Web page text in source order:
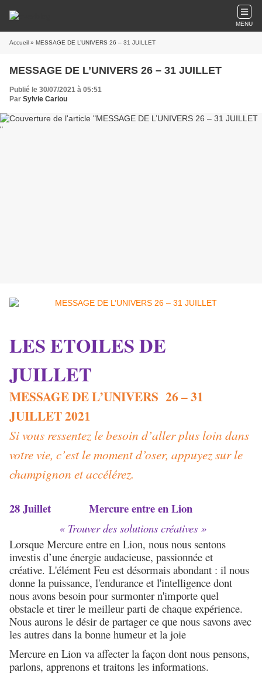
MENU
Accueil » MESSAGE DE L’UNIVERS 26 – 31 JUILLET
MESSAGE DE L’UNIVERS 26 – 31 JUILLET
Publié le 30/07/2021 à 05:51
Par Sylvie Cariou
LES ETOILES DE
JUILLET
MESSAGE DE L’UNIVERS 26 – 31
JUILLET 2021
Si vous ressentez le besoin d’aller plus loin dans
votre vie, c’est le moment d’oser, appuyez sur le
champignon et accélérez.
28 Juillet Mercure entre en Lion
« Trouver des solutions créatives »
Lorsque Mercure entre en Lion, nous nous sentons
investis d’une énergie audacieuse, passionnée et
créative. L'élément Feu est désormais abondant : il nous
donne la puissance, l'endurance et l'intelligence dont
nous avons besoin pour surmonter n'importe quel
obstacle et tirer le meilleur parti de chaque expérience.
Nous aurons le désir de partager ce que nous savons avec
les autres dans la bonne humeur et la joie
Mercure en Lion va affecter la façon dont nous pensons,
parlons, apprenons et traitons les informations.